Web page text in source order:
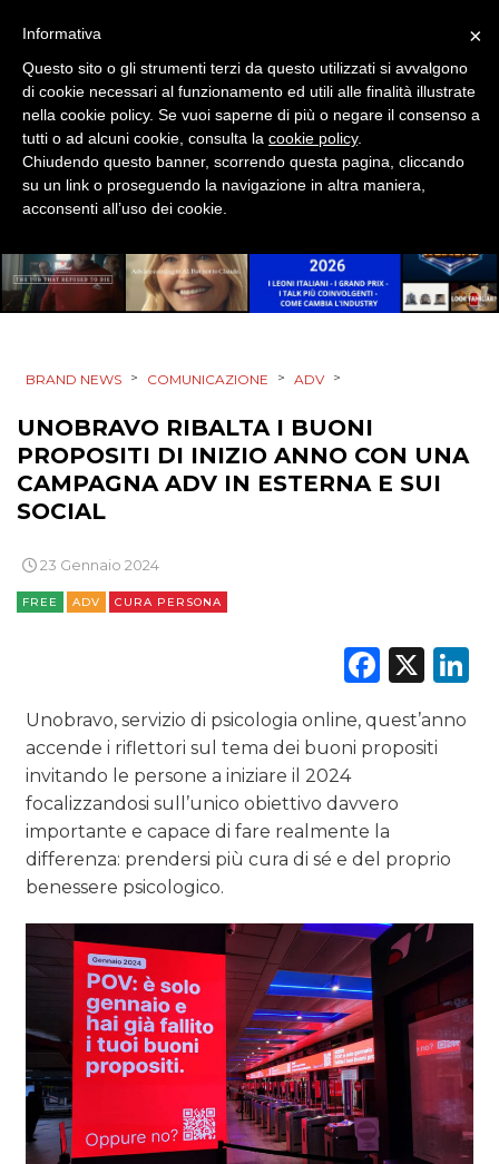
RICERCHE
PREVISIONI/SCENARI
NORMATIVE
OPINIONI
BRAND NEWS > COMUNICAZIONE > ADV >
UNOBRAVO RIBALTA I BUONI
PROPOSITI DI INIZIO ANNO CON UNA
CAMPAGNA ADV IN ESTERNA E SUI
SOCIAL
23 Gennaio 2024
FREE ADV CURA PERSONA
X
Unobravo, servizio di psicologia online, quest’anno
accende i riflettori sul tema dei buoni propositi
invitando le persone a iniziare il 2024
focalizzandosi sull’unico obiettivo davvero
importante e capace di fare realmente la
differenza: prendersi più cura di sé e del proprio
benessere psicologico.
×
Informativa
Questo sito o gli strumenti terzi da questo utilizzati si avvalgono
di cookie necessari al funzionamento ed utili alle finalità illustrate
nella cookie policy. Se vuoi saperne di più o negare il consenso a
tutti o ad alcuni cookie, consulta la cookie policy.
Chiudendo questo banner, scorrendo questa pagina, cliccando
su un link o proseguendo la navigazione in altra maniera,
acconsenti all’uso dei cookie.